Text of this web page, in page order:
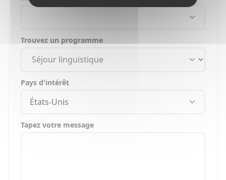
Trouvez un programme
Pays d'intérêt
États-Unis
Tapez votre message